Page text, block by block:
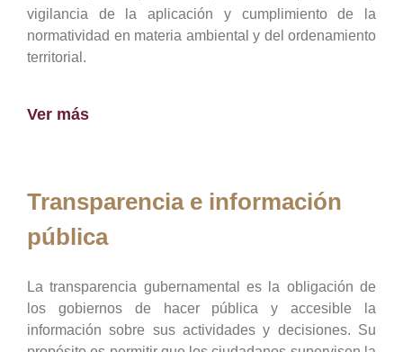
vigilancia de la aplicación y cumplimiento de la
normatividad en materia ambiental y del ordenamiento
territorial.
Ver más
Transparencia e información
pública
La transparencia gubernamental es la obligación de
los gobiernos de hacer pública y accesible la
información sobre sus actividades y decisiones. Su